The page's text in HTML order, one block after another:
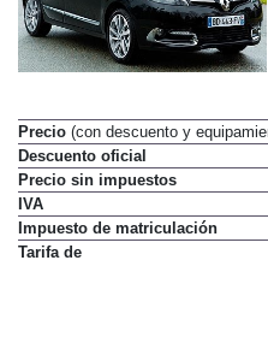
Precio (con descuento y
Descuento oficial
Precio sin impuestos
IVA
Impuesto de matriculación
Tarifa de